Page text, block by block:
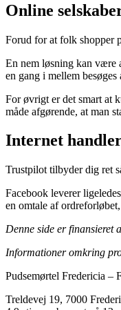
Online
Forud for at folk shopper
En nem løsning kan være
en gang i mellem
For øvrigt er det smart at
måde afgørende, at man
Internet
Trustpilot tilbyder dig ret
Facebook leverer
en omtale af
Denne side er finansieret
Informationer omkring
Pudsemørtel Fredericia –
Treldevej 19, 7000